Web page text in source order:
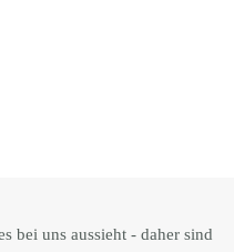
bei uns aussieht - daher sind